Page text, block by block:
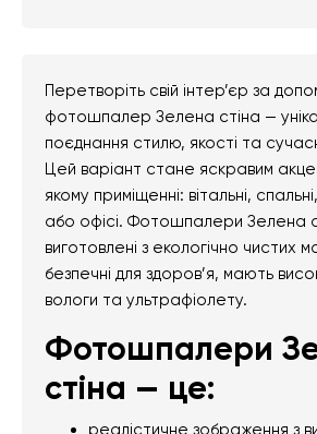
Перетворіть свій інтер’єр за
фотошпалер Зелена стіна —
поєднання стилю, якості та
Цей варіант стане яскравим
якому приміщенні: вітальні,
або офісі. Фотошпалери Зелена
виготовлені з екологічно чистих
безпечні для здоров’я, мають
вологи та ультрафіолету.
Фотошпалери
стіна — це:
реалістичне зображення з